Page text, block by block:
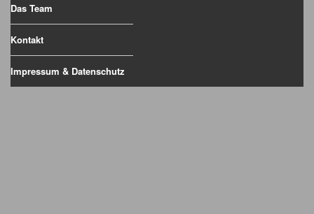
Das Team
Kontakt
Impressum & Datenschutz